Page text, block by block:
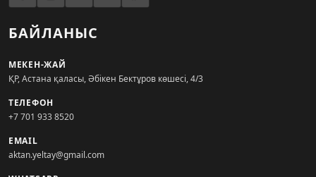
БАЙЛАНЫС
МЕКЕН-ЖАЙ
ҚР, Астана қаласы, Әбікен Бектұров көшесі, 4/3
ТЕЛЕФОН
+7 701 933 8520
EMAIL
aktan.yeltay@gmail.com